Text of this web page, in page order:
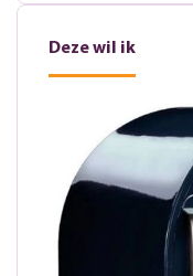
Deze wil ik